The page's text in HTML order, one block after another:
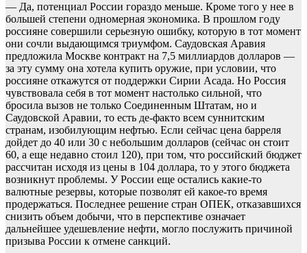
— Да, потенциал России гораздо меньше. Кроме того у нее в
большей степени одномерная экономика. В прошлом году
россияне совершили серьезную ошибку, которую в тот момент
они сочли выдающимся триумфом. Саудовская Аравия
предложила Москве контракт на 7,5 миллиардов долларов —
за эту сумму она хотела купить оружие, при условии, что
россияне откажутся от поддержки Сирии Асада. Но Россия
чувствовала себя в тот момент настолько сильной, что
бросила вызов не только Соединенным Штатам, но и
Саудовской Аравии, то есть де-факто всем суннитским
странам, изобилующим нефтью. Если сейчас цена барреля
дойдет до 40 или 30 с небольшим долларов (сейчас он стоит
60, а еще недавно стоил 120), при том, что российский бюджет
рассчитан исходя из цены в 104 доллара, то у этого бюджета
возникнут проблемы. У России еще остались какие-то
валютные резервы, которые позволят ей какое-то время
продержаться. Последнее решение стран ОПЕК, отказавшихся
снизить объем добычи, что в перспективе означает
дальнейшее удешевление нефти, могло послужить причиной
призыва России к отмене санкций.